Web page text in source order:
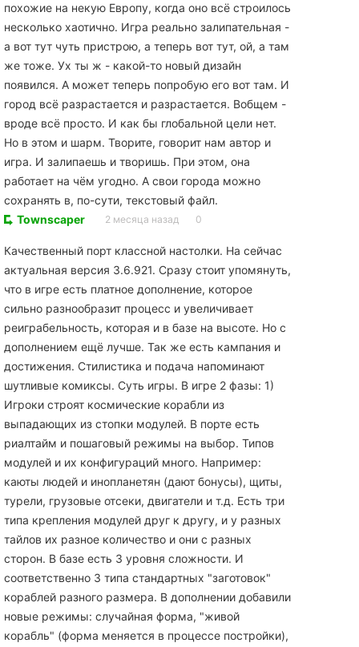
похожие на некую Европу, когда оно всё строилось
несколько хаотично. Игра реально залипательная -
а вот тут чуть пристрою, а теперь вот тут, ой, а там
же тоже. Ух ты ж - какой-то новый дизайн
появился. А может теперь попробую его вот там. И
город всё разрастается и разрастается. Вобщем -
вроде всё просто. И как бы глобальной цели нет.
Но в этом и шарм. Творите, говорит нам автор и
игра. И залипаешь и творишь. При этом, она
работает на чём угодно. А свои города можно
сохранять в, по-сути, текстовый файл.
Townscaper
2 месяца назад 0
Качественный порт классной настолки. На сейчас
актуальная версия 3.6.921. Сразу стоит упомянуть,
что в игре есть платное дополнение, которое
сильно разнообразит процесс и увеличивает
реиграбельность, которая и в базе на высоте. Но с
дополнением ещё лучше. Так же есть кампания и
достижения. Стилистика и подача напоминают
шутливые комиксы. Суть игры. В игре 2 фазы: 1)
Игроки строят космические корабли из
выпадающих из стопки модулей. В порте есть
риалтайм и пошаговый режимы на выбор. Типов
модулей и их конфигураций много. Например:
каюты людей и инопланетян (дают бонусы), щиты,
турели, грузовые отсеки, двигатели и т.д. Есть три
типа крепления модулей друг к другу, и у разных
тайлов их разное количество и они с разных
сторон. В базе есть 3 уровня сложности. И
соответственно 3 типа стандартных "заготовок"
кораблей разного размера. В дополнении добавили
новые режимы: случайная форма, "живой
корабль" (форма меняется в процессе постройки),